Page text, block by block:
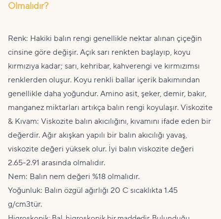
Olmalıdır?
Renk: Hakiki balın rengi genellikle nektar alınan çiçeğin
cinsine göre değişir. Açık sarı renkten başlayıp, koyu
kırmızıya kadar; sarı, kehribar, kahverengi ve kırmızımsı
renklerden oluşur. Koyu renkli ballar içerik bakımından
genellikle daha yoğundur. Amino asit, şeker, demir, bakır,
manganez miktarları artıkça balın rengi koyulaşır. Viskozite
& Kıvam: Viskozite balın akıcılığını, kıvamını ifade eden bir
değerdir. Ağır akışkan yapılı bir balın akıcılığı yavaş,
viskozite değeri yüksek olur. İyi balın viskozite değeri
2.65-2.91 arasında olmalıdır.
Nem: Balın nem değeri %18 olmalıdır.
Yoğunluk: Balın özgül ağırlığı 20 C sıcaklıkta 1.45
g/cm3tür.